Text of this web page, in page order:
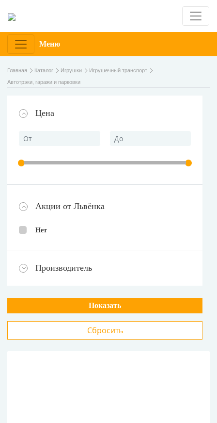
Меню
Главная Каталог Игрушки
Игрушечный транспорт
Автотрэки, гаражи и парковки
Цена
Акции от Львёнка
Нет
Производитель